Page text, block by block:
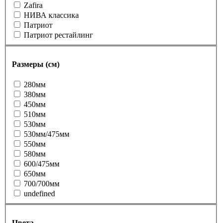
Zafira
НИВА классика
Патриот
Патриот рестайлинг
Размеры (см)
280мм
380мм
450мм
510мм
530мм
530мм/475мм
550мм
580мм
600/475мм
650мм
700/700мм
undefined